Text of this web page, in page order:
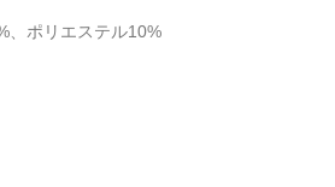
、ポリエステル10%